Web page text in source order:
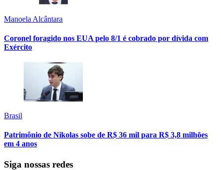
Manoela Alcântara
Coronel foragido nos EUA pelo 8/1 é cobrado por dívida com
Exército
Brasil
Patrimônio de Nikolas sobe de R$ 36 mil para R$ 3,8 milhões
em 4 anos
Siga nossas redes